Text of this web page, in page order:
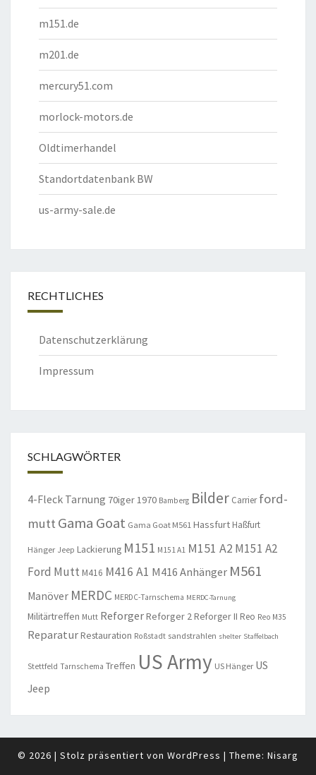
m151.de
m201.de
mercury51.com
morlock-motors.de
Oldtimerhandel
Standortdatenbank BW
us-army-sale.de
RECHTLICHES
Datenschutzerklärung
Impressum
SCHLAGWÖRTER
4-Fleck Tarnung 70iger1970 Bamberg Bilder Carrier ford-
mutt Gama Goat Gama Goat M561 Hassfurt Haßfurt
Hänger Jeep Lackierung M151 M151 A1 M151 A2 M151 A2
Ford Mutt M416 M416 A1 M416 Anhänger M561
Manöver MERDC MERDC-Tarnschema MERDC-Tarnung
Militärtreffen Mutt ReforgerReforger 2Reforger II Reo Reo M35
ReparaturRestauration Roßstadt sandstrahlen shelter Staffelbach
Stettfeld Tarnschema Treffen US Army US Hänger US
Jeep
© 2026 | Stolz präsentiert von WordPress | Theme: Nisarg